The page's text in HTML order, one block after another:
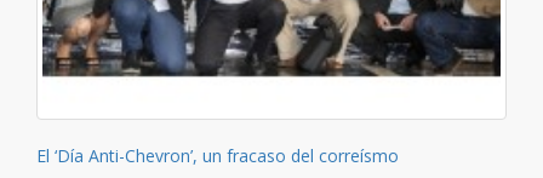
El ‘Día Anti-Chevron’, un fracaso del correísmo